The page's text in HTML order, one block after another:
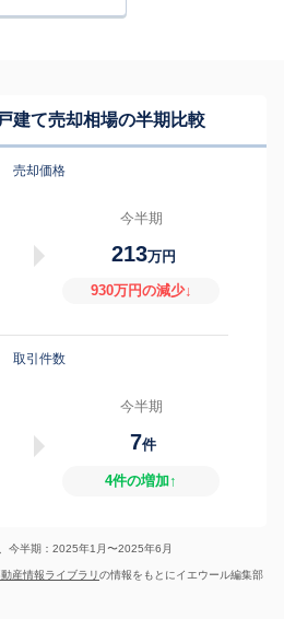
建て売却相場の半期比較
売却価格
今半期
213万円
930万円の減少↓
取引件数
今半期
7件
4件の増加↑
今半期：2025年1月〜2025年6月
産情報ライブラリの情報をもとにイエウール編集部